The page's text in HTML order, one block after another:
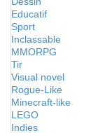
Educatif
Sport
Inclassable
MMORPG
Tir
Visual novel
Rogue-Like
Minecraft-like
LEGO
Indies